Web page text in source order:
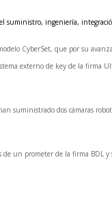
suministro, ingeniería,
CyberSet, que por su
externo de key de la firma
suministrado dos cámaras
de un prometer de la firma